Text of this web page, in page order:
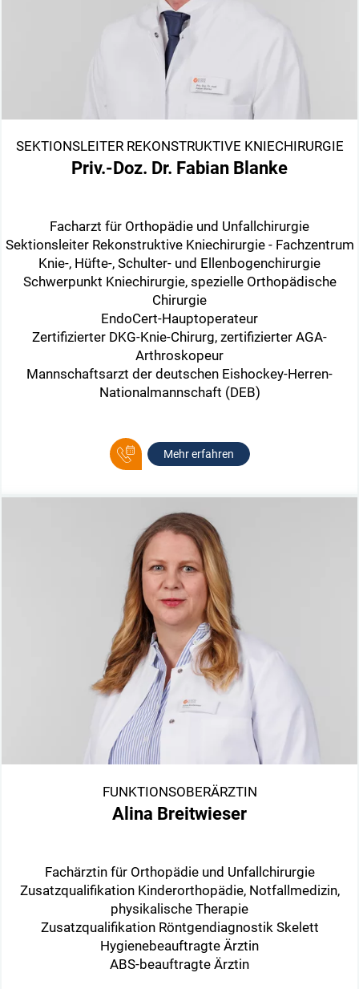
SEKTIONSLEITER REKONSTRUKTIVE KNIECHIRURGIE
Priv.-Doz. Dr. Fabian Blanke
Facharzt für Orthopädie und Unfallchirurgie
Sektionsleiter Rekonstruktive Kniechirurgie - Fachzentrum
Knie-, Hüfte-, Schulter- und Ellenbogenchirurgie
Schwerpunkt Kniechirurgie, spezielle Orthopädische
Chirurgie
EndoCert-Hauptoperateur
Zertifizierter DKG-Knie-Chirurg, zertifizierter AGA-
Arthroskopeur
Mannschaftsarzt der deutschen Eishockey-Herren-
Nationalmannschaft (DEB)
Mehr erfahren
FUNKTIONSOBERÄRZTIN
Alina Breitwieser
Fachärztin für Orthopädie und Unfallchirurgie
Zusatzqualifikation Kinderorthopädie, Notfallmedizin,
physikalische Therapie
Zusatzqualifikation Röntgendiagnostik Skelett
Hygienebeauftragte Ärztin
ABS-beauftragte Ärztin